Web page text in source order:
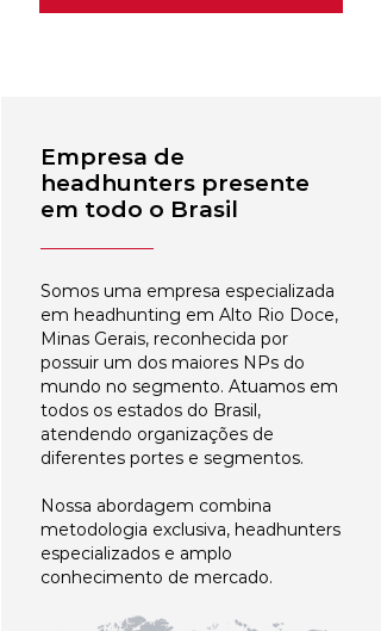
Empresa de
headhunters presente
em todo o Brasil
Somos uma empresa especializada
em headhunting em Alto Rio Doce,
Minas Gerais, reconhecida por
possuir um dos maiores NPs do
mundo no segmento. Atuamos em
todos os estados do Brasil,
atendendo organizações de
diferentes portes e segmentos.
Nossa abordagem combina
metodologia exclusiva, headhunters
especializados e amplo
conhecimento de mercado.